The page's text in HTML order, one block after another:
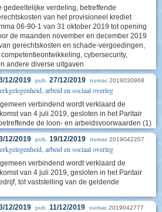
gedeeltelijke verdeling, betreffende
van het provisioneel krediet
06-90-1 van 31 oktober 2019 tot opening
de maanden november en december 2019
gerechtskosten en schade-vergoedingen,
cybersecurity,
andere diverse uitgaven
12/2019 pub. 27/12/2019 numac 2019030968
arbeid en sociaal overleg
verbindend wordt verklaard de
van 4 juli 2019, gesloten in het Paritair
de loon- en arbeidsvoorwaarden (1)
12/2019 pub. 19/12/2019 numac 2019042207
arbeid en sociaal overleg
verbindend wordt verklaard de
van 4 juli 2019, gesloten in het Paritair
tot vaststelling van de geldende
12/2019 pub. 11/12/2019 numac 2019042777